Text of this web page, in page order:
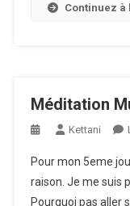
Continuez à
Méditation
Kettani
Pour mon 5eme
raison. Je me suis
Pourquoi pas aller